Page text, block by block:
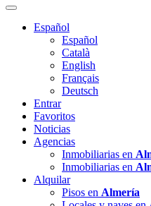
Español
Español
Català
English
Français
Deutsch
Entrar
Favoritos
Noticias
Agencias
Inmobiliarias en
Inmobiliarias en
Alquilar
Pisos en Almería